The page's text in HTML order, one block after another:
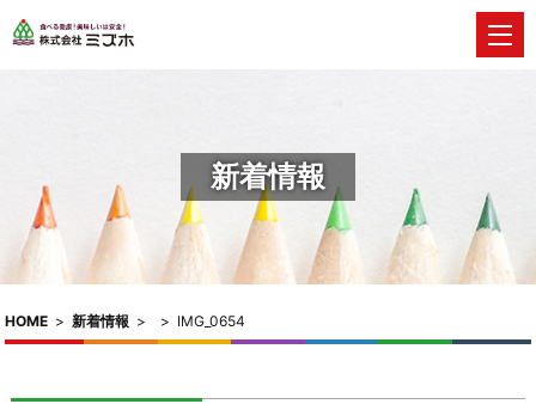
新着情報
HOME > 新着情報 > > IMG_0654